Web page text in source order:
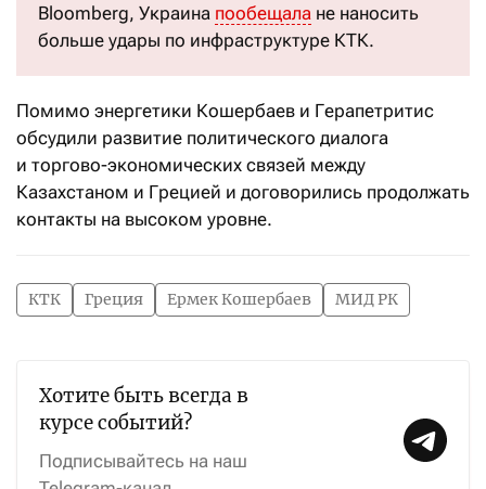
Bloomberg, Украина пообещала не наносить
больше удары по инфраструктуре КТК.
Помимо энергетики Кошербаев и Герапетритис
обсудили развитие политического диалога
и торгово-экономических связей между
Казахстаном и Грецией и договорились продолжать
контакты на высоком уровне.
КТК Греция Ермек Кошербаев МИД РК
Хотите быть всегда в
курсе событий?
Подписывайтесь на наш